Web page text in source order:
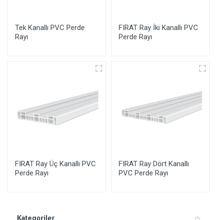
Kategoriler
Tek Kanallı PVC Perde
Rayı
FIRAT Ray İki Kanallı PVC
Perde Rayı
FIRAT Ray Üç Kanallı PVC
Perde Rayı
FIRAT Ray Dört Kanallı
PVC Perde Rayı